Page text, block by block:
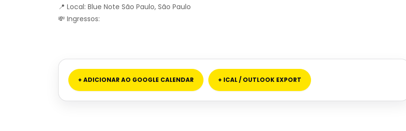
📍 Local: Blue Note São Paulo, São Paulo
💸 Ingressos:
+ ADICIONAR AO GOOGLE CALENDAR + ICAL / OUTLOOK EXPORT